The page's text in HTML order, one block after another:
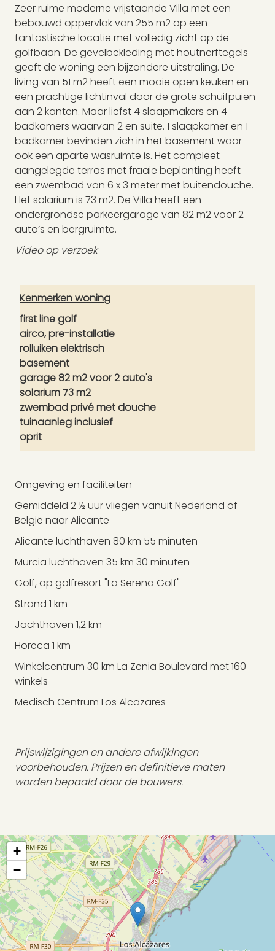
Zeer ruime moderne vrijstaande Villa met een
bebouwd oppervlak van 255 m2 op een
fantastische locatie met volledig zicht op de
golfbaan. De gevelbekleding met houtnerftegels
geeft de woning een bijzondere uitstraling. De
living van 51 m2 heeft een mooie open keuken en
een prachtige lichtinval door de grote schuifpuien
aan 2 kanten. Maar liefst 4 slaapmakers en 4
badkamers waarvan 2 en suite. 1 slaapkamer en 1
badkamer bevinden zich in het basement waar
ook een aparte wasruimte is. Het compleet
aangelegde terras met fraaie beplanting heeft
een zwembad van 6 x 3 meter met buitendouche.
Het solarium is 73 m2. De Villa heeft een
ondergrondse parkeergarage van 82 m2 voor 2
auto’s en bergruimte.
Video op verzoek
Kenmerken woning
first line golf
airco, pre-installatie
rolluiken elektrisch
basement
garage 82 m2 voor 2 auto's
solarium 73 m2
zwembad privé met douche
tuinaanleg inclusief
oprit
Omgeving en faciliteiten
Gemiddeld 2 ½ uur vliegen vanuit Nederland of
België naar Alicante
Alicante luchthaven 80 km 55 minuten
Murcia luchthaven 35 km 30 minuten
Golf, op golfresort "La Serena Golf"
Strand 1 km
Jachthaven 1,2 km
Horeca 1 km
Winkelcentrum 30 km La Zenia Boulevard met 160
winkels
Medisch Centrum Los Alcazares
Prijswijzigingen en andere afwijkingen
voorbehouden. Prijzen en definitieve maten
worden bepaald door de bouwers.
+
−